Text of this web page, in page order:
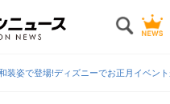
装姿で登場!ディズニーでお正月イベン